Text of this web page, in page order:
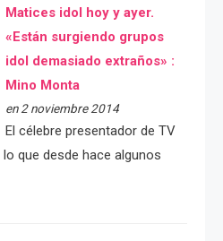
Matices idol hoy y ayer.
«Están surgiendo grupos
idol demasiado extraños» :
Mino Monta
en 2 noviembre 2014
El célebre presentador de TV
que desde hace algunos